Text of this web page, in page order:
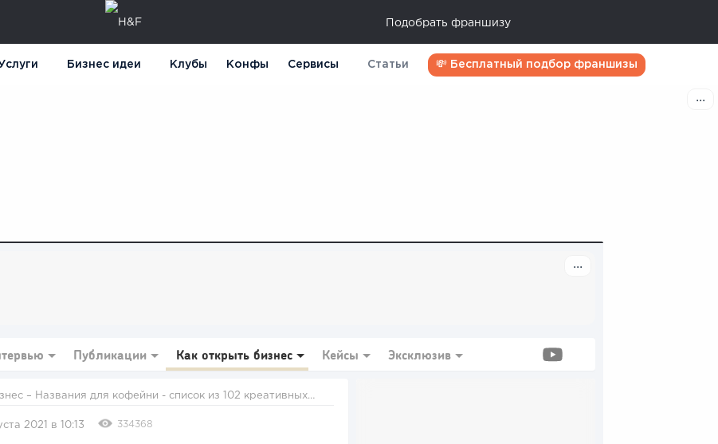
Подобрать франшизу
Бизнес идеи Клубы Конфы Сервисы Статьи 💸 Бесплатный подбор франшизы
Публикации Как открыть бизнес Кейсы Эксклюзив
– Названия для кофейни - список из 102 креативных
2021 в 10:13
334368